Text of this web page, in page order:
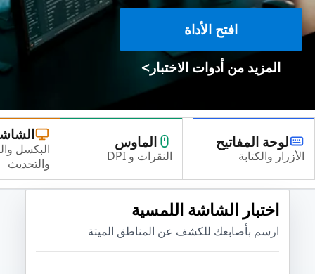
افتح الأداة
المزيد من أدوات الاختبار>
لوحة المفاتيح
الأزرار والكتابة
الماوس
النقرات و DPI
البكسل
والتحديث
اختبار الشاشة اللمسية
ارسم بأصابعك للكشف عن المناطق الميتة